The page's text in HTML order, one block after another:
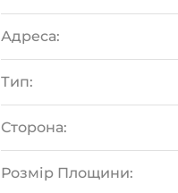
Адреса:
Тип:
Сторона:
Розмір Площини: